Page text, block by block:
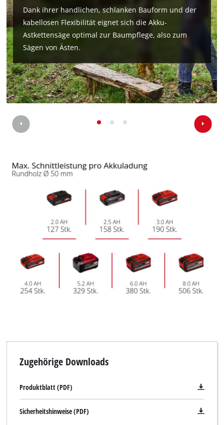
Dank ihrer handlichen, schlanken Bauform und der
kabellosen Flexibilität eignet sich die Akku-
Astkettensäge optimal zur Baumpflege, also zum
Sägen von Ästen.
Zugehörige Downloads
Produktblatt (PDF)
Sicherheitshinweise (PDF)